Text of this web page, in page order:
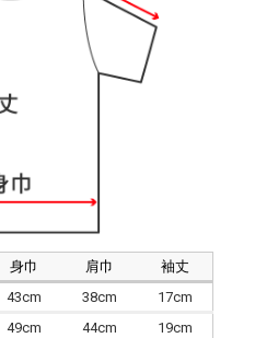
身巾 肩巾
袖丈
43cm 38cm
17cm
49cm 44cm
19cm